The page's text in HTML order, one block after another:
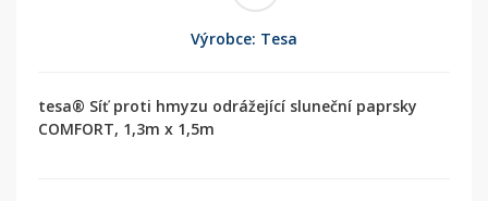
Výrobce: Tesa
tesa® Síť proti hmyzu odrážející sluneční paprsky
COMFORT, 1,3m x 1,5m